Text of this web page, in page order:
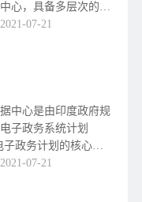
心，具备多层次的网
性的硬件和软件如防
07-21
中心是由印度政府规
子政务系统计划
子政务计划的核心基
。规划提出，每个28
07-21